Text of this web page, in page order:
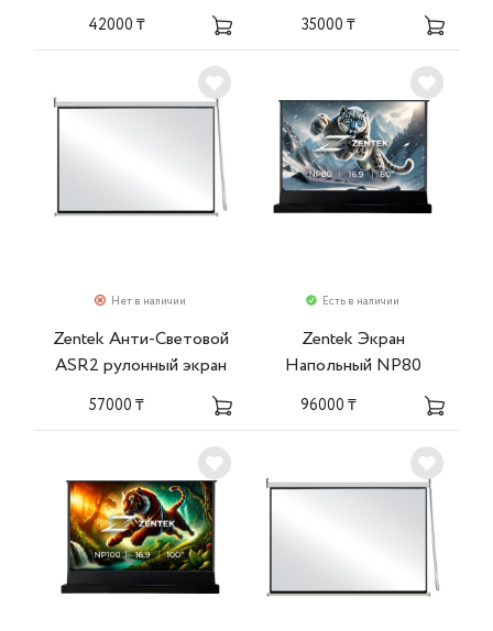
42000 ₸ 35000 ₸
Нет в наличии
Zentek Анти-Световой
ASR2 рулонный экран
57000 ₸
Есть в наличии
Zentek Экран
Напольный NP80
96000 ₸